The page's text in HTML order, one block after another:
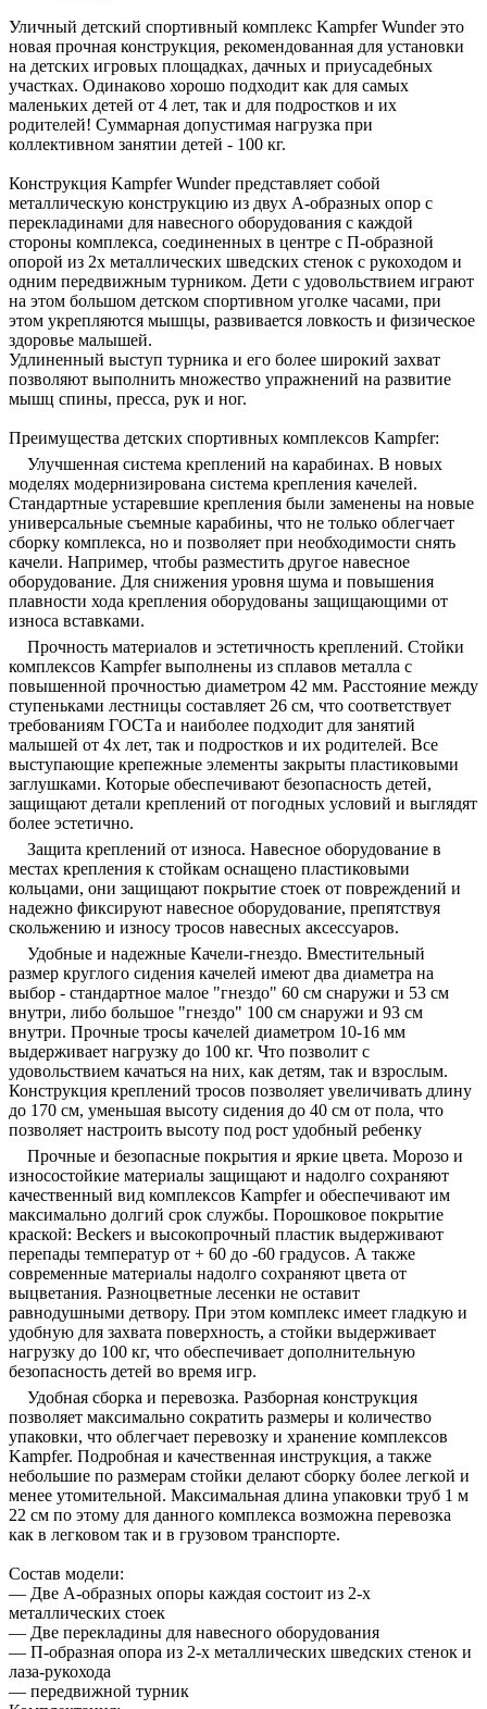
Уличный детский спортивный комплекс Kampfer Wunderэто
новая прочная конструкция, рекомендованная для установки
на детских игровых площадках, дачных и приусадебных
участках. Одинаково хорошо подходит как для самых
маленьких детей от 4 лет, так и для подростков и их
родителей! Суммарная допустимая нагрузка при
коллективном занятии детей - 100 кг.
Конструкция Kampfer Wunder представляет собой
металлическую конструкцию из двух А-образных опор с
перекладинами для навесного оборудования с каждой
стороны комплекса, соединенных в центре с П-образной
опорой из 2х металлических шведских стенок с рукоходом и
одним передвижным турником. Дети с удовольствием играют
на этом большом детском спортивном уголке часами, при
этом укрепляются мышцы, развивается ловкость и физическое
здоровье малышей.
Удлиненный выступ турника и его более широкий захват
позволяют выполнить множество упражнений на развитие
мышц спины, пресса, рук и ног.
Преимущества детских спортивных комплексов Kampfer:
Улучшенная система креплений на карабинах. В новых
моделях модернизирована система крепления качелей.
Стандартные устаревшие крепления были заменены на новые
универсальные съемные карабины, что не только облегчает
сборку комплекса, но и позволяет при необходимости снять
качели. Например, чтобы разместить другое навесное
оборудование. Для снижения уровня шума и повышения
плавности хода крепления оборудованы защищающими от
износа вставками.
Прочность материалов и эстетичность креплений. Стойки
комплексов Kampfer выполнены из сплавов металла с
повышенной прочностью диаметром 42 мм. Расстояние между
ступеньками лестницы составляет 26 см, что соответствует
требованиям ГОСТа и наиболее подходит для занятий
малышей от 4х лет, так и подростков и их родителей. Все
выступающие крепежные элементы закрыты пластиковыми
заглушками. Которые обеспечивают безопасность детей,
защищают детали креплений от погодных условий и выглядят
более эстетично.
Защита креплений от износа. Навесное оборудование в
местах крепления к стойкам оснащено пластиковыми
кольцами, они защищают покрытие стоек от повреждений и
надежно фиксируют навесное оборудование, препятствуя
скольжению и износу тросов навесных аксессуаров.
Удобные и надежные Качели-гнездо. Вместительный
размер круглого сидения качелей имеют два диаметра на
выбор - стандартное малое "гнездо" 60 см снаружи и 53 см
внутри, либо большое "гнездо" 100 см снаружи и 93 см
внутри. Прочные тросы качелей диаметром 10-16 мм
выдерживает нагрузку до 100 кг. Что позволит с
удовольствием качаться на них, как детям, так и взрослым.
Конструкция креплений тросов позволяет увеличивать длину
до 170 см, уменьшая высоту сидения до 40 см от пола, что
позволяет настроить высоту под рост удобный ребенку
Прочные и безопасные покрытия и яркие цвета. Морозо и
износостойкие материалы защищают и надолго сохраняют
качественный вид комплексов Kampfer и обеспечивают им
максимально долгий срок службы. Порошковое покрытие
краской: Beckers и высокопрочный пластик выдерживают
перепады температур от + 60 до -60 градусов. А также
современные материалы надолго сохраняют цвета от
выцветания. Разноцветные лесенки не оставит
равнодушными детвору. При этом комплекс имеет гладкую и
удобную для захвата поверхность, а стойки выдерживает
нагрузку до 100 кг, что обеспечивает дополнительную
безопасность детей во время игр.
Удобная сборка и перевозка. Разборная конструкция
позволяет максимально сократить размеры и количество
упаковки, что облегчает перевозку и хранение комплексов
Kampfer. Подробная и качественная инструкция, а также
небольшие по размерам стойки делают сборку более легкой и
менее утомительной. Максимальная длина упаковки труб 1 м
22 см по этому для данного комплекса возможна перевозка
как в легковом так и в грузовом транспорте.
Состав модели:
— Две А-образных опоры каждая состоит из 2-х
металлических стоек
— Две перекладины для навесного оборудования
— П-образная опора из 2-х металлических шведских стенок и
лаза-рукохода
— передвижной турник